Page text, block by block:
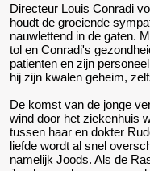
Directeur Louis Conradi
houdt de groeiende
nauwlettend in de gaten.
tol en Conradi's
patienten en zijn
hij zijn kwalen geheim,
De komst van de jonge
wind door het ziekenhuis
tussen haar en dokter
liefde wordt al snel
namelijk Joods. Als de